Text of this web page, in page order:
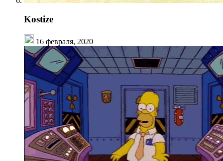
Kostize
16 февраля, 2020